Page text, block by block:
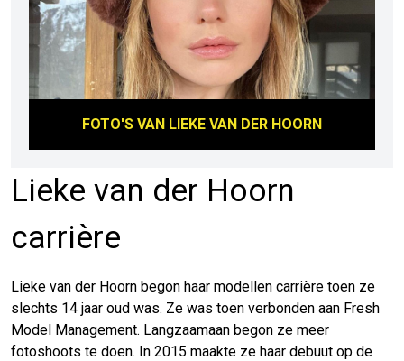
Lieke van der Hoorn
carrière
Lieke van der Hoorn begon haar modellen carrière toen ze
slechts 14 jaar oud was. Ze was toen verbonden aan Fresh
Model Management. Langzaamaan begon ze meer
fotoshoots te doen. In 2015 maakte ze haar debuut op de
FOTO'S VAN LIEKE VAN DER HOORN